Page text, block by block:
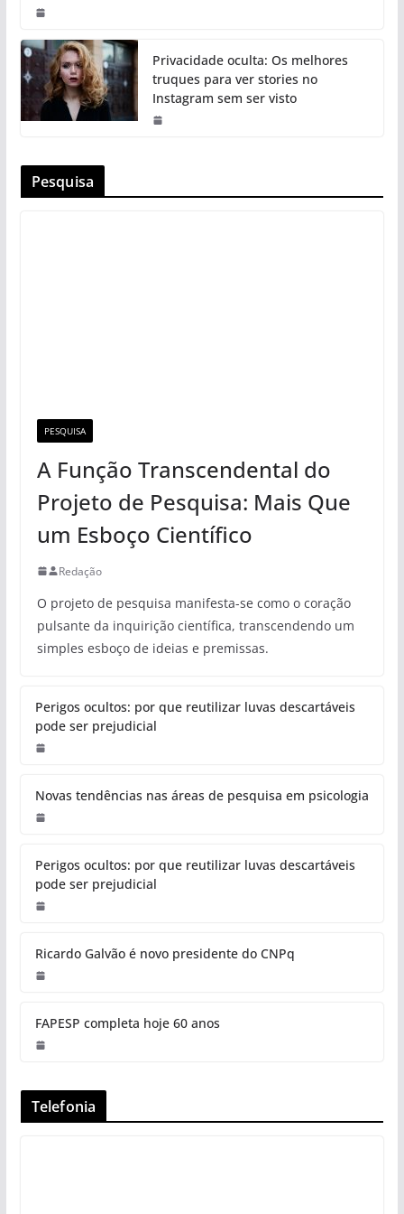
Privacidade oculta: Os melhores
truques para ver stories no
Instagram sem ser visto
Pesquisa
PESQUISA
A Função Transcendental do
Projeto de Pesquisa: Mais Que
um Esboço Científico
Redação
O projeto de pesquisa manifesta-se como o coração
pulsante da inquirição científica, transcendendo um
simples esboço de ideias e premissas.
Perigos ocultos: por que reutilizar luvas descartáveis
pode ser prejudicial
Novas tendências nas áreas de pesquisa em psicologia
Perigos ocultos: por que reutilizar luvas descartáveis
pode ser prejudicial
Ricardo Galvão é novo presidente do CNPq
FAPESP completa hoje 60 anos
Telefonia